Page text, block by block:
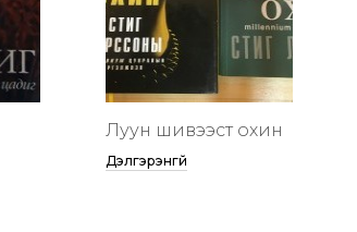
Луун шивээст охин
Дэлгэрэнгүй